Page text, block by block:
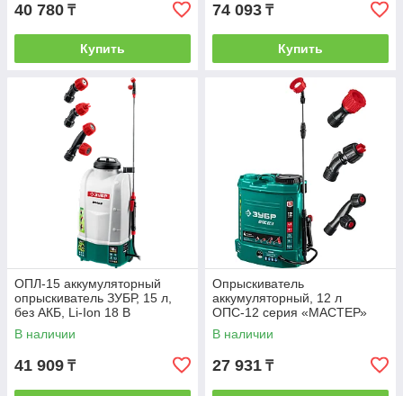
40 780 ₸
Купить
74 093 ₸
Купить
ОПЛ-15 аккумуляторный
опрыскиватель ЗУБР, 15 л,
без АКБ, Li-Ion 18 В
В наличии
41 909 ₸
Опрыскиватель
аккумуляторный, 12 л
ОПС-12 серия «МАСТЕР»
В наличии
27 931 ₸